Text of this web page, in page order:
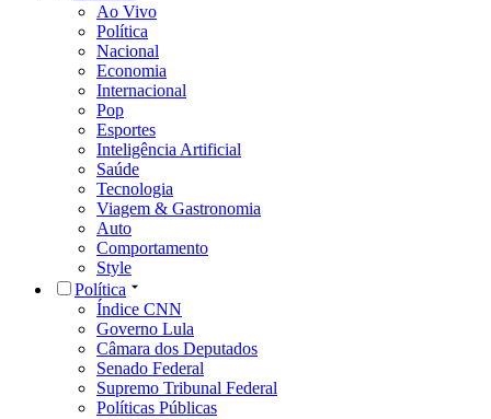
Ao Vivo
Política
Nacional
Economia
Internacional
Pop
Esportes
Inteligência Artificial
Saúde
Tecnologia
Viagem & Gastronomia
Auto
Comportamento
Style
Política
Índice CNN
Governo Lula
Câmara dos Deputados
Senado Federal
Supremo Tribunal Federal
Políticas Públicas